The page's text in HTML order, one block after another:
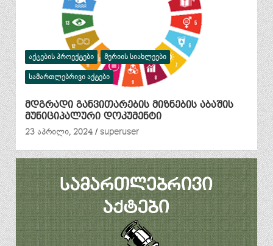
ᲐᲥᲢᲔᲑᲘᲡ ᲞᲠᲝᲔᲥᲢᲔᲑᲘ ᲛᲔᲠᲘᲘᲡ ᲡᲘᲐᲮᲚᲔᲔᲑᲘ
ᲡᲐᲛᲐᲠᲗᲚᲔᲑᲠᲘᲕᲘ ᲐᲥᲢᲔᲑᲘ
მდგრადი განვითარების მიზნების აბაშის
მუნიციპალური დოკუმენტი
23 აპრილი, 2024
superuser